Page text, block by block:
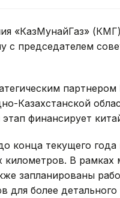
«КазМунайГаз»
с председателем
Казахстанской
финансирует
конца текущего года
километров. В
запланированы
для более